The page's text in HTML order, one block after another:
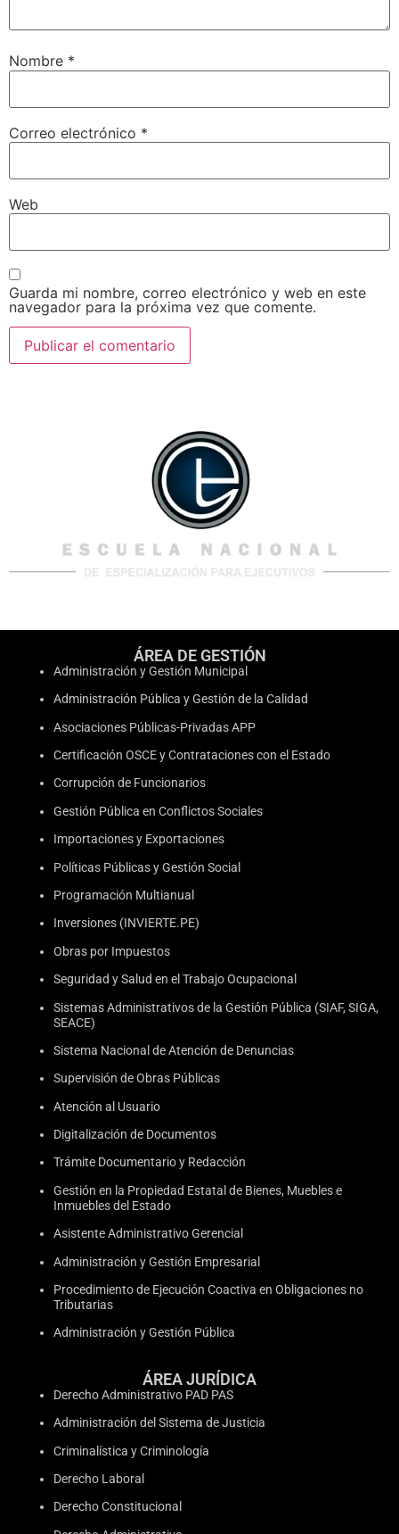
Nombre *
Correo electrónico *
Web
Guarda mi nombre, correo electrónico y web en este
navegador para la próxima vez que comente.
ÁREA DE GESTIÓN
Administración y Gestión Municipal
Administración Pública y Gestión de la Calidad
Asociaciones Públicas-Privadas APP
Certificación OSCE y Contrataciones con el Estado
Corrupción de Funcionarios
Gestión Pública en Conflictos Sociales
Importaciones y Exportaciones
Políticas Públicas y Gestión Social
Programación Multianual
Inversiones (INVIERTE.PE)
Obras por Impuestos
Seguridad y Salud en el Trabajo Ocupacional
Sistemas Administrativos de la Gestión Pública (SIAF, SIGA,
SEACE)
Sistema Nacional de Atención de Denuncias
Supervisión de Obras Públicas
Atención al Usuario
Digitalización de Documentos
Trámite Documentario y Redacción
Gestión en la Propiedad Estatal de Bienes, Muebles e
Inmuebles del Estado
Asistente Administrativo Gerencial
Administración y Gestión Empresarial
Procedimiento de Ejecución Coactiva en Obligaciones no
Tributarias
Administración y Gestión Pública
ÁREA JURÍDICA
Derecho Administrativo PAD PAS
Administración del Sistema de Justicia
Criminalística y Criminología
Derecho Laboral
Derecho Constitucional